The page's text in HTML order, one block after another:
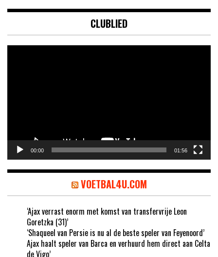
CLUBLIED
00:00 01:56
VOETBAL4U.COM
‘Ajax verrast enorm met komst van transfervrije Leon
Goretzka (31)’
‘Shaqueel van Persie is nu al de beste speler van Feyenoord’
Ajax haalt speler van Barca en verhuurd hem direct aan Celta
de Vigo’